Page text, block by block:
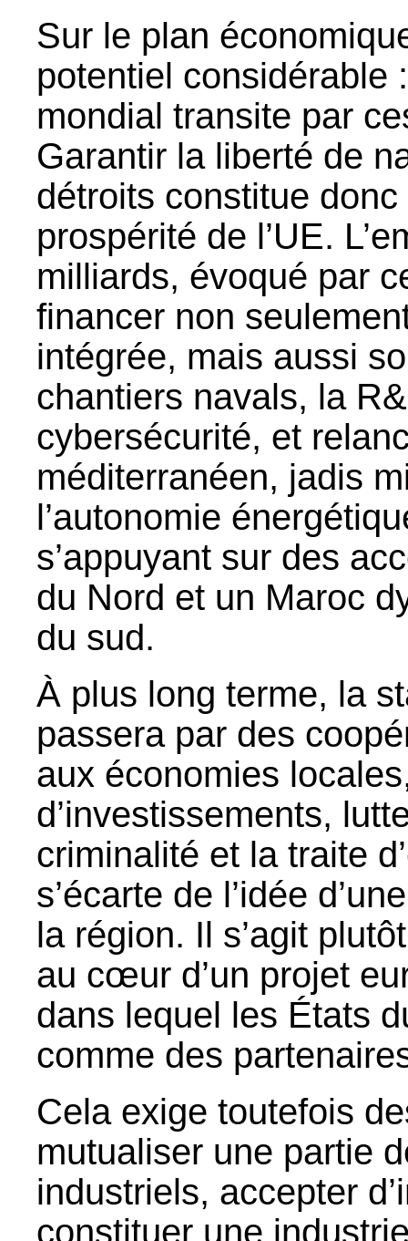
Sur le plan
potentiel considérable
mondial transite par
Garantir la liberté de
détroits constitue
prospérité de l’UE.
milliards, évoqué par
financer non
intégrée, mais aussi
chantiers navals, la
cybersécurité, et
méditerranéen, jadis
l’autonomie
s’appuyant sur des
du Nord et un Maroc
du sud.
À plus long terme, la
passera par des
aux économies
d’investissements,
criminalité et la traite
s’écarte de l’idée
la région. Il s’agit
au cœur d’un projet
dans lequel les États
comme des
Cela exige toutefois
mutualiser une partie
industriels, accepter
constituer une